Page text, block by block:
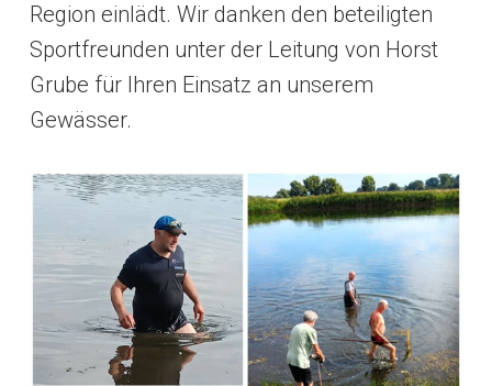
Region einlädt. Wir danken den beteiligten
Sportfreunden unter der Leitung von Horst
Grube für Ihren Einsatz an unserem
Gewässer.